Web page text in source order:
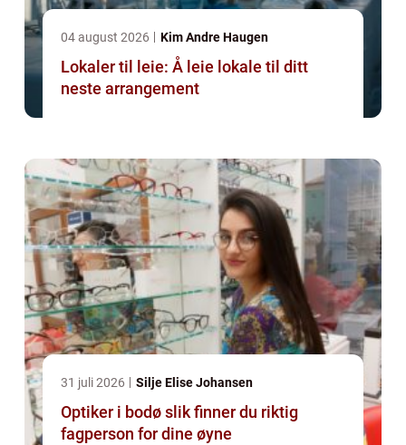
04 august 2026 Kim Andre Haugen
Lokaler til leie: Å leie lokale til ditt
neste arrangement
31 juli 2026 Silje Elise Johansen
Optiker i bodø slik finner du riktig
fagperson for dine øyne